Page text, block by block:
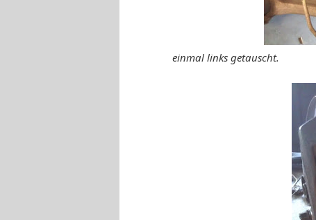
einmal links getauscht.